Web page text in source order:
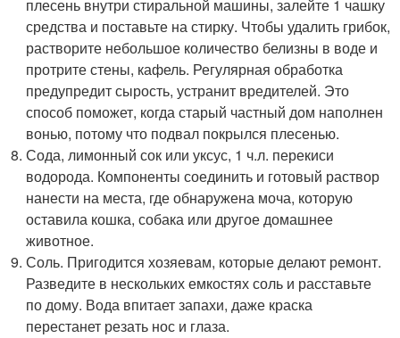
плесень внутри стиральной машины, залейте 1 чашку
средства и поставьте на стирку. Чтобы удалить грибок,
растворите небольшое количество белизны в воде и
протрите стены, кафель. Регулярная обработка
предупредит сырость, устранит вредителей. Это
способ поможет, когда старый частный дом наполнен
вонью, потому что подвал покрылся плесенью.
Сода, лимонный сок или уксус, 1 ч.л. перекиси
водорода. Компоненты соединить и готовый раствор
нанести на места, где обнаружена моча, которую
оставила кошка, собака или другое домашнее
животное.
Соль. Пригодится хозяевам, которые делают ремонт.
Разведите в нескольких емкостях соль и расставьте
по дому. Вода впитает запахи, даже краска
перестанет резать нос и глаза.